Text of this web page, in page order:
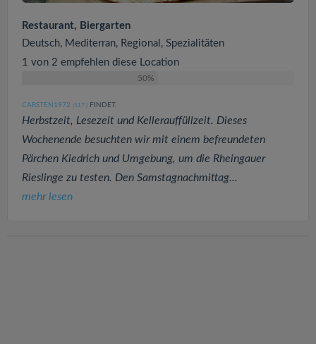
Restaurant, Biergarten
Deutsch, Mediterran, Regional, Spezialitäten
1 von 2 empfehlen diese Location
50%
CARSTEN1972 (517 ) FINDET:
Herbstzeit, Lesezeit und Kellerauffüllzeit. Dieses
Wochenende besuchten wir mit einem befreundeten
Pärchen Kiedrich und Umgebung, um die Rheingauer
Rieslinge zu testen. Den Samstagnachmittag...
mehr lesen